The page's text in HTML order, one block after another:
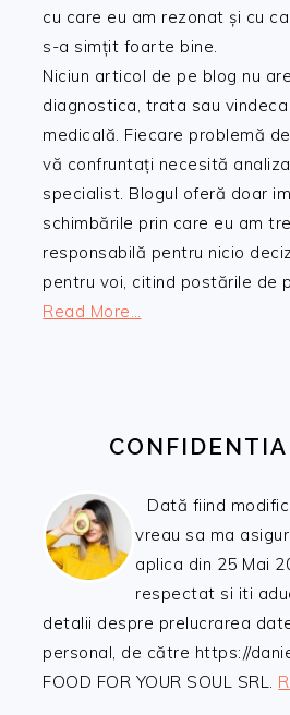
cu care eu am rezonat și cu
s-a simțit foarte bine.
Niciun articol de pe blog nu
diagnostica, trata sau
medicală. Fiecare problemă
vă confruntați necesită
specialist. Blogul oferă doar
schimbările prin care eu am
responsabilă pentru nicio
pentru voi, citind postările de
Read More…
Dată fiind
vreau sa ma
aplica din 25 Mai
respectat si iti
detalii despre prelucrarea
personal, de către https://
FOOD FOR YOUR SOUL SRL.